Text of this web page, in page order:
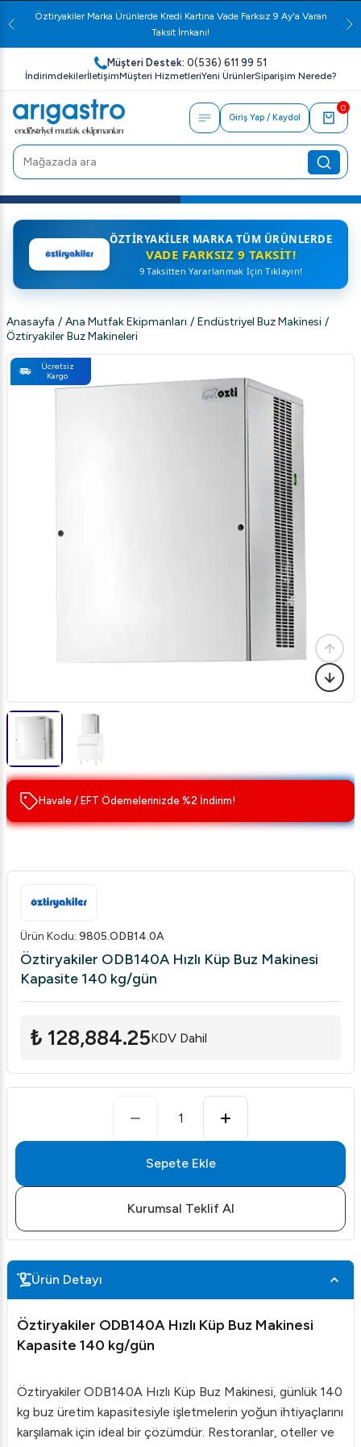
Öztiryakiler Marka Ürünlerde Kredi Kartına Vade Farksız 9 Ay'a Varan
Taksit İmkanı!
Müşteri Destek: 0(536) 611 99 51
İndirimdekilerİletişimMüşteri HizmetleriYeni ÜrünlerSiparişim Nerede?
Giriş Yap / Kaydol
0
ÖZTIRYAKILER MARKA TÜM ÜRÜNLERDE
VADE FARKSIZ 9 TAKSIT!
9 Taksitten Yararlanmak İçin Tıklayın!
Anasayfa / Ana Mutfak Ekipmanları / Endüstriyel Buz Makinesi /
Öztiryakiler Buz Makineleri
Ücretsiz
Kargo
Havale / EFT Ödemelerinizde %2 İndirim!
Ürün Kodu: 9805.ODB14.0A
Öztiryakiler ODB140A Hızlı Küp Buz Makinesi
Kapasite 140 kg/gün
₺ 128,884.25KDV Dahil
1
Sepete Ekle
Kurumsal Teklif Al
Ürün Detayı
Öztiryakiler ODB140A Hızlı Küp Buz Makinesi
Kapasite 140 kg/gün
Öztiryakiler ODB140A Hızlı Küp Buz Makinesi, günlük 140
kg buz üretim kapasitesiyle işletmelerin yoğun ihtiyaçlarını
karşılamak için ideal bir çözümdür. Restoranlar, oteller ve